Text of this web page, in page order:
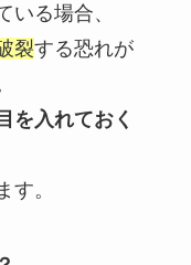
いる場合、
裂する恐れが
を入れておく
す。